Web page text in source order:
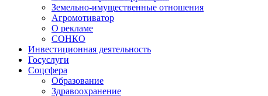
Земельно-имущественные отношения
Агромотиватор
О рекламе
СОНКО
Инвестиционная деятельность
Госуслуги
Соцсфера
Образование
Здравоохранение